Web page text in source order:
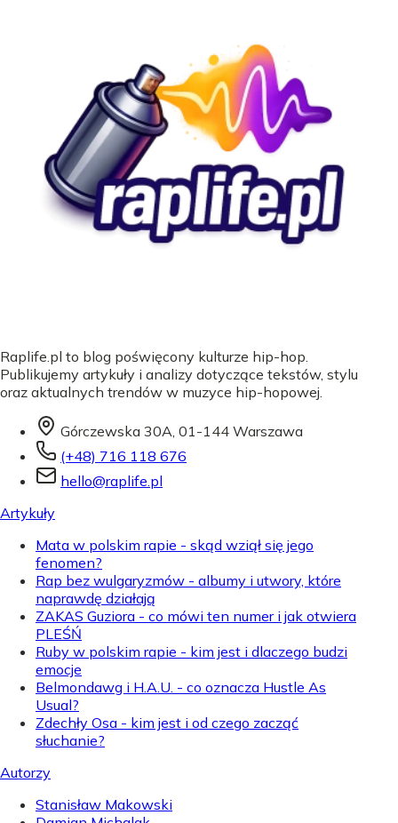
Raplife.pl to blog poświęcony kulturze hip-hop.
Publikujemy artykuły i analizy dotyczące tekstów, stylu
oraz aktualnych trendów w muzyce hip-hopowej.
Górczewska 30A, 01-144 Warszawa
(+48) 716 118 676
hello@raplife.pl
Artykuły
Mata w polskim rapie - skąd wziął się jego
fenomen?
Rap bez wulgaryzmów - albumy i utwory, które
naprawdę działają
ZAKAS Guziora - co mówi ten numer i jak otwiera
PLEŚŃ
Ruby w polskim rapie - kim jest i dlaczego budzi
emocje
Belmondawg i H.A.U. - co oznacza Hustle As
Usual?
Zdechły Osa - kim jest i od czego zacząć
słuchanie?
Autorzy
Stanisław Makowski